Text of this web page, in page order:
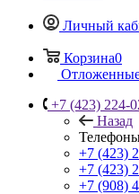
Личный
Корзина0
+7 (423) 224-
Назад
+7 (423)
+7 (423)
+7 (908)